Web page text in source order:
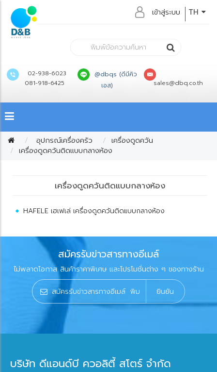
TH
เข้าสู่ระบบ
02-938-6023
081-918-6425
@dbqs (ดีบีคิว
เอส)
sales@dbq.co.th
อุปกรณ์เครื่องครัว
เครื่องดูดควัน
เครื่องดูดควันติดแบบกลางห้อง
เครื่องดูดควันติดแบบกลางห้อง
HAFELE เฮเฟเล่ เครื่องดูดควันติดแบบกลางห้อง
สมัครรับข่าวสารทางอีเมล์
ไม่พลาดโอกาส สินค้าราคาพิเศษ และโปรโมชั่นต่าง ๆ ของทางร้าน
ยินยัน
บริษัท ดีแอนด์บี ควอลิตี้ สโตร์ จำกัด